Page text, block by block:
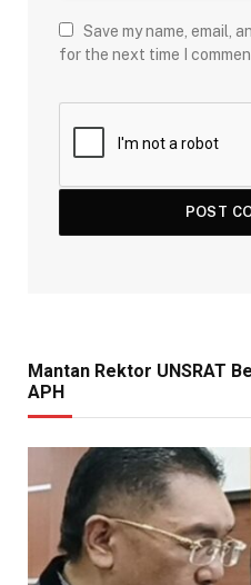
Save my name, email,
for the next time I
Mantan Rektor UNSRAT
APH